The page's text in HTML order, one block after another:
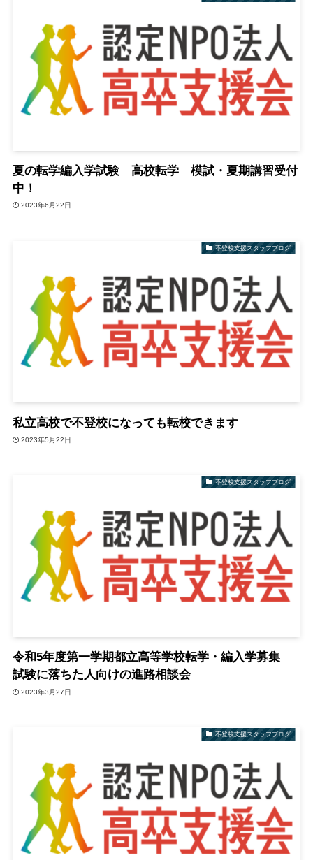
夏の転学編入学試験 高校転学 模試・夏期講習受付
中！
2023年6月22日
不登校支援スタッフブログ
私立高校で不登校になっても転校できます
2023年5月22日
不登校支援スタッフブログ
令和5年度第一学期都立高等学校転学・編入学募集
試験に落ちた人向けの進路相談会
2023年3月27日
不登校支援スタッフブログ